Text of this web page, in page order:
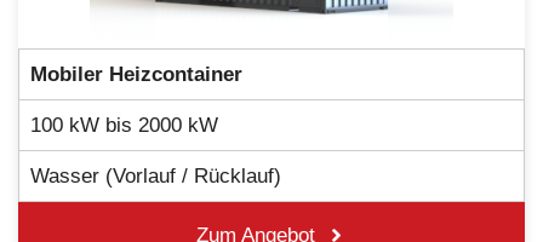
Mobiler Heizcontainer
100 kW bis 2000 kW
Wasser (Vorlauf / Rücklauf)
Zum Angebot